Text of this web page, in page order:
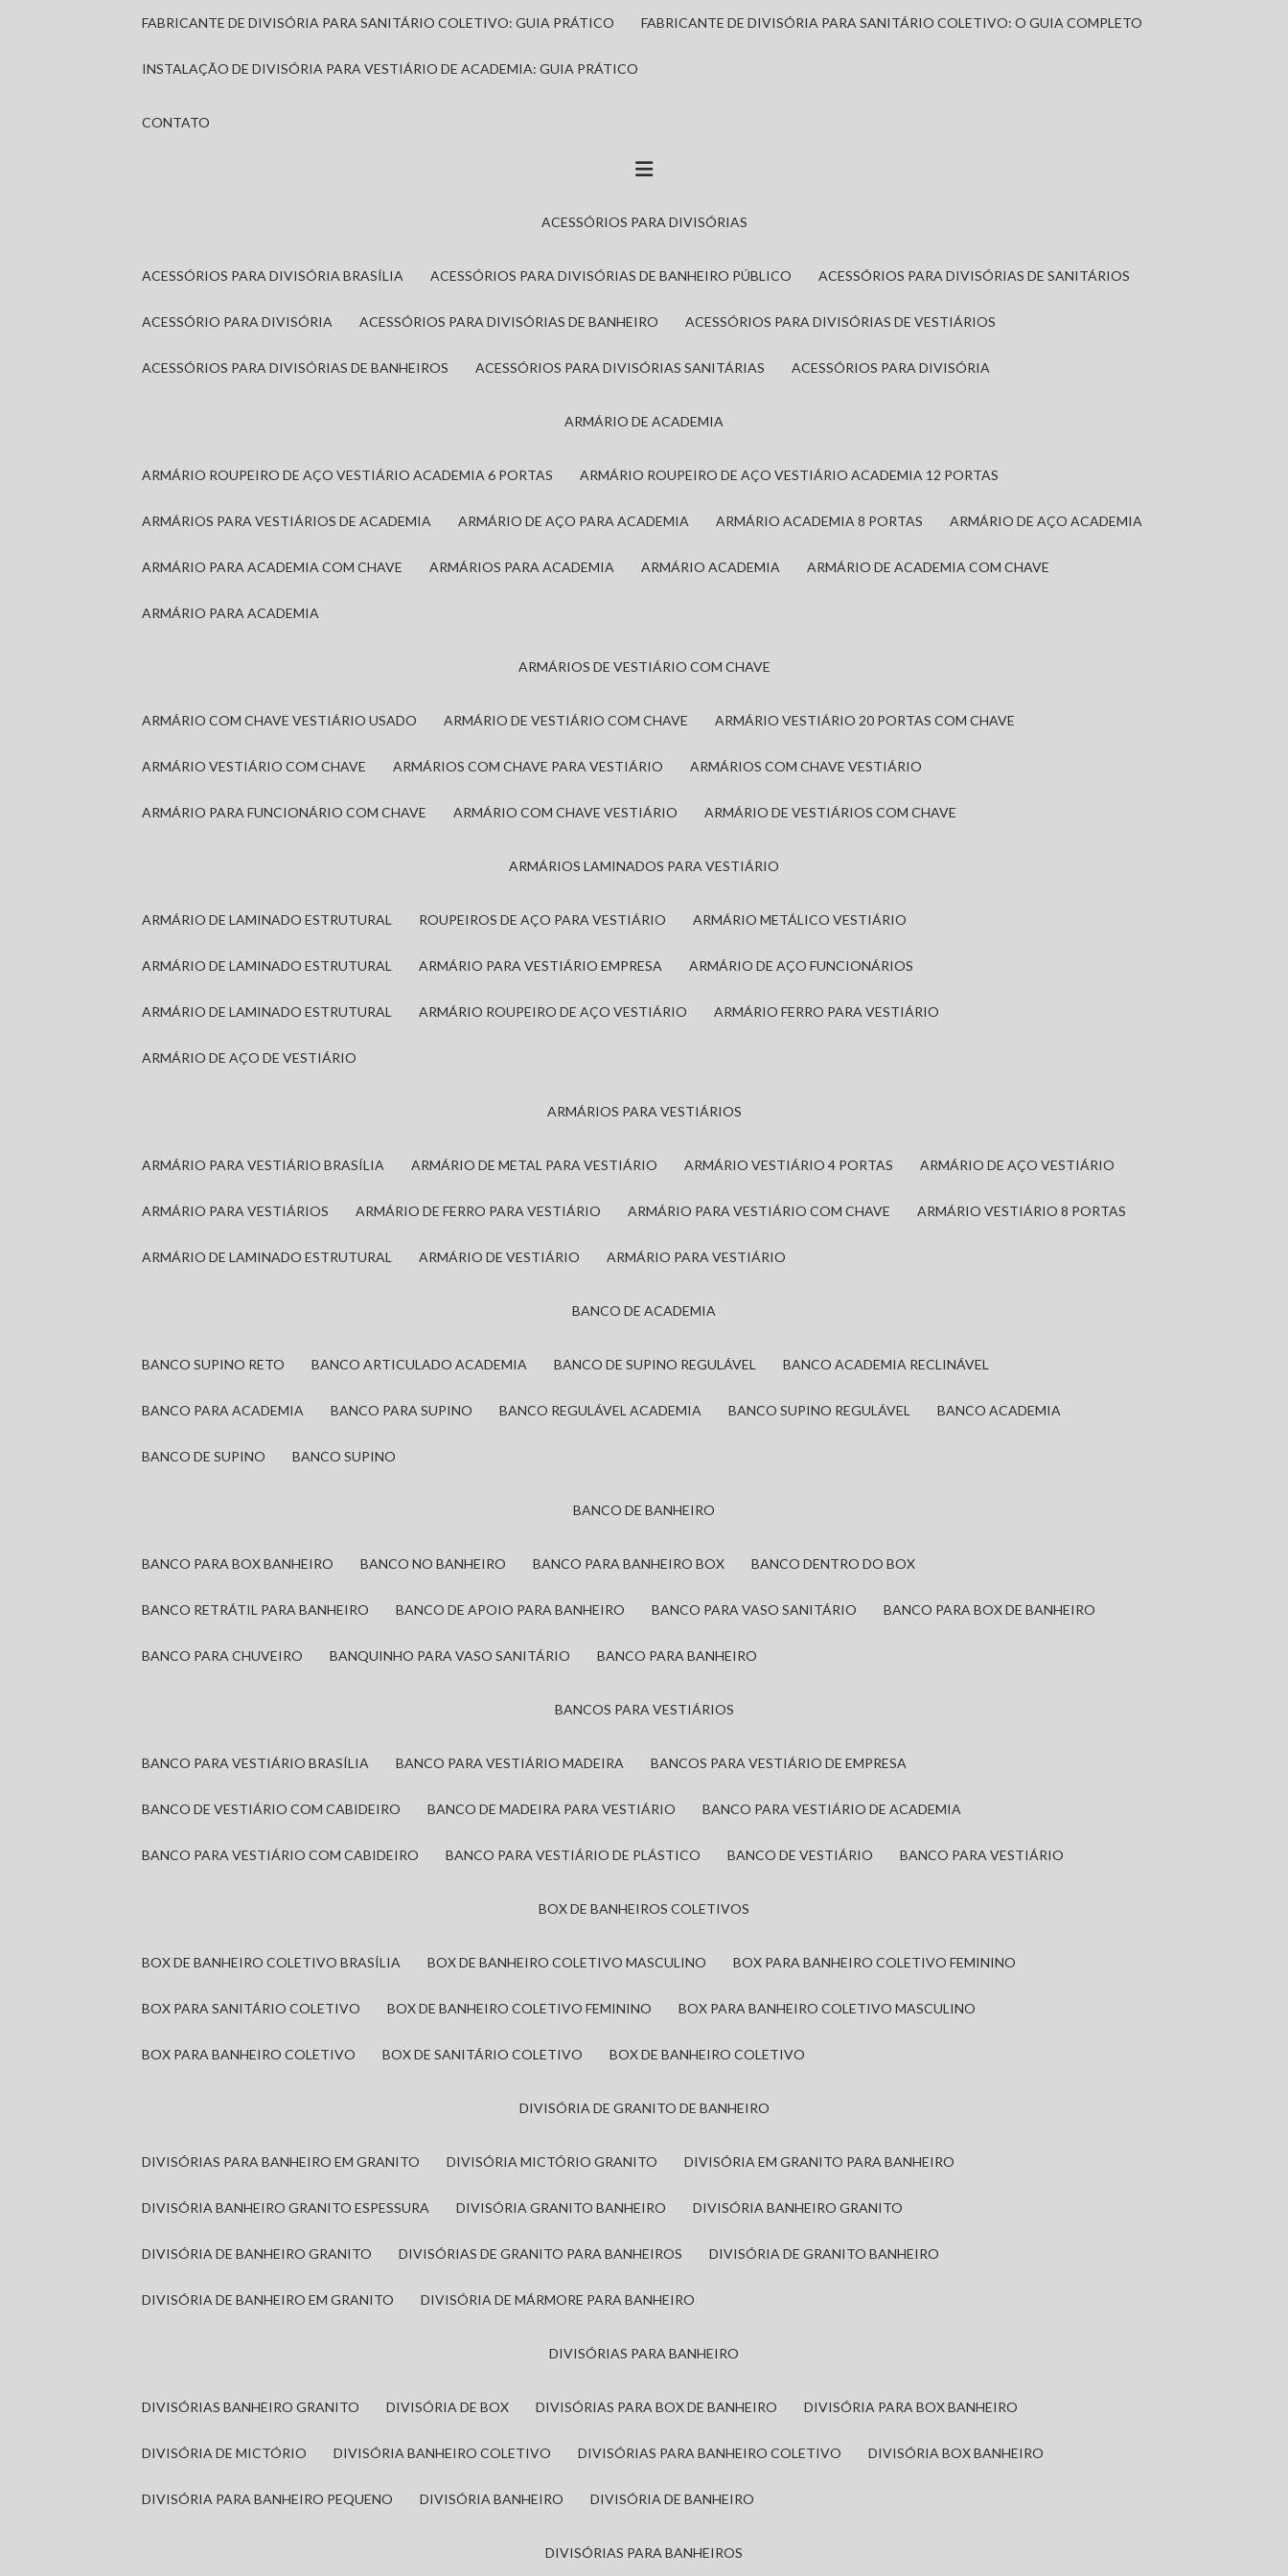
FABRICANTE DE DIVISÓRIA PARA SANITÁRIO COLETIVO: GUIA PRÁTICO FABRICANTE DE DIVISÓRIA PARA SANITÁRIO COLETIVO: O GUIA COMPLETO
INSTALAÇÃO DE DIVISÓRIA PARA VESTIÁRIO DE ACADEMIA: GUIA PRÁTICO
CONTATO
ACESSÓRIOS PARA DIVISÓRIAS
ACESSÓRIOS PARA DIVISÓRIA BRASÍLIA ACESSÓRIOS PARA DIVISÓRIAS DE BANHEIRO PÚBLICO ACESSÓRIOS PARA DIVISÓRIAS DE SANITÁRIOS
ACESSÓRIO PARA DIVISÓRIA ACESSÓRIOS PARA DIVISÓRIAS DE BANHEIRO ACESSÓRIOS PARA DIVISÓRIAS DE VESTIÁRIOS
ACESSÓRIOS PARA DIVISÓRIAS DE BANHEIROS ACESSÓRIOS PARA DIVISÓRIAS SANITÁRIAS ACESSÓRIOS PARA DIVISÓRIA
ARMÁRIO DE ACADEMIA
ARMÁRIO ROUPEIRO DE AÇO VESTIÁRIO ACADEMIA 6 PORTAS ARMÁRIO ROUPEIRO DE AÇO VESTIÁRIO ACADEMIA 12 PORTAS
ARMÁRIOS PARA VESTIÁRIOS DE ACADEMIA ARMÁRIO DE AÇO PARA ACADEMIA ARMÁRIO ACADEMIA 8 PORTAS ARMÁRIO DE AÇO ACADEMIA
ARMÁRIO PARA ACADEMIA COM CHAVE ARMÁRIOS PARA ACADEMIA ARMÁRIO ACADEMIA ARMÁRIO DE ACADEMIA COM CHAVE
ARMÁRIO PARA ACADEMIA
ARMÁRIOS DE VESTIÁRIO COM CHAVE
ARMÁRIO COM CHAVE VESTIÁRIO USADO ARMÁRIO DE VESTIÁRIO COM CHAVE ARMÁRIO VESTIÁRIO 20 PORTAS COM CHAVE
ARMÁRIO VESTIÁRIO COM CHAVE ARMÁRIOS COM CHAVE PARA VESTIÁRIO ARMÁRIOS COM CHAVE VESTIÁRIO
ARMÁRIO PARA FUNCIONÁRIO COM CHAVE ARMÁRIO COM CHAVE VESTIÁRIO ARMÁRIO DE VESTIÁRIOS COM CHAVE
ARMÁRIOS LAMINADOS PARA VESTIÁRIO
ARMÁRIO DE LAMINADO ESTRUTURAL ROUPEIROS DE AÇO PARA VESTIÁRIO ARMÁRIO METÁLICO VESTIÁRIO
ARMÁRIO DE LAMINADO ESTRUTURAL ARMÁRIO PARA VESTIÁRIO EMPRESA ARMÁRIO DE AÇO FUNCIONÁRIOS
ARMÁRIO DE LAMINADO ESTRUTURAL ARMÁRIO ROUPEIRO DE AÇO VESTIÁRIO ARMÁRIO FERRO PARA VESTIÁRIO
ARMÁRIO DE AÇO DE VESTIÁRIO
ARMÁRIOS PARA VESTIÁRIOS
ARMÁRIO PARA VESTIÁRIO BRASÍLIA ARMÁRIO DE METAL PARA VESTIÁRIO ARMÁRIO VESTIÁRIO 4 PORTAS ARMÁRIO DE AÇO VESTIÁRIO
ARMÁRIO PARA VESTIÁRIOS ARMÁRIO DE FERRO PARA VESTIÁRIO ARMÁRIO PARA VESTIÁRIO COM CHAVE ARMÁRIO VESTIÁRIO 8 PORTAS
ARMÁRIO DE LAMINADO ESTRUTURAL ARMÁRIO DE VESTIÁRIO ARMÁRIO PARA VESTIÁRIO
BANCO DE ACADEMIA
BANCO SUPINO RETO BANCO ARTICULADO ACADEMIA BANCO DE SUPINO REGULÁVEL BANCO ACADEMIA RECLINÁVEL
BANCO PARA ACADEMIA BANCO PARA SUPINO BANCO REGULÁVEL ACADEMIA BANCO SUPINO REGULÁVEL BANCO ACADEMIA
BANCO DE SUPINO BANCO SUPINO
BANCO DE BANHEIRO
BANCO PARA BOX BANHEIRO BANCO NO BANHEIRO BANCO PARA BANHEIRO BOX BANCO DENTRO DO BOX
BANCO RETRÁTIL PARA BANHEIRO BANCO DE APOIO PARA BANHEIRO BANCO PARA VASO SANITÁRIO BANCO PARA BOX DE BANHEIRO
BANCO PARA CHUVEIRO BANQUINHO PARA VASO SANITÁRIO BANCO PARA BANHEIRO
BANCOS PARA VESTIÁRIOS
BANCO PARA VESTIÁRIO BRASÍLIA BANCO PARA VESTIÁRIO MADEIRA BANCOS PARA VESTIÁRIO DE EMPRESA
BANCO DE VESTIÁRIO COM CABIDEIRO BANCO DE MADEIRA PARA VESTIÁRIO BANCO PARA VESTIÁRIO DE ACADEMIA
BANCO PARA VESTIÁRIO COM CABIDEIRO BANCO PARA VESTIÁRIO DE PLÁSTICO BANCO DE VESTIÁRIO BANCO PARA VESTIÁRIO
BOX DE BANHEIROS COLETIVOS
BOX DE BANHEIRO COLETIVO BRASÍLIA BOX DE BANHEIRO COLETIVO MASCULINO BOX PARA BANHEIRO COLETIVO FEMININO
BOX PARA SANITÁRIO COLETIVO BOX DE BANHEIRO COLETIVO FEMININO BOX PARA BANHEIRO COLETIVO MASCULINO
BOX PARA BANHEIRO COLETIVO BOX DE SANITÁRIO COLETIVO BOX DE BANHEIRO COLETIVO
DIVISÓRIA DE GRANITO DE BANHEIRO
DIVISÓRIAS PARA BANHEIRO EM GRANITO DIVISÓRIA MICTÓRIO GRANITO DIVISÓRIA EM GRANITO PARA BANHEIRO
DIVISÓRIA BANHEIRO GRANITO ESPESSURA DIVISÓRIA GRANITO BANHEIRO DIVISÓRIA BANHEIRO GRANITO
DIVISÓRIA DE BANHEIRO GRANITO DIVISÓRIAS DE GRANITO PARA BANHEIROS DIVISÓRIA DE GRANITO BANHEIRO
DIVISÓRIA DE BANHEIRO EM GRANITO DIVISÓRIA DE MÁRMORE PARA BANHEIRO
DIVISÓRIAS PARA BANHEIRO
DIVISÓRIAS BANHEIRO GRANITO DIVISÓRIA DE BOX DIVISÓRIAS PARA BOX DE BANHEIRO DIVISÓRIA PARA BOX BANHEIRO
DIVISÓRIA DE MICTÓRIO DIVISÓRIA BANHEIRO COLETIVO DIVISÓRIAS PARA BANHEIRO COLETIVO DIVISÓRIA BOX BANHEIRO
DIVISÓRIA PARA BANHEIRO PEQUENO DIVISÓRIA BANHEIRO DIVISÓRIA DE BANHEIRO
DIVISÓRIAS PARA BANHEIROS